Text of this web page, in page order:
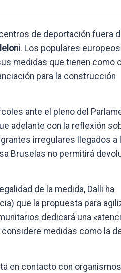
de deportación fuera
. Los populares
medidas que tienen como
para la construcción
ante el pleno del
adelante con la reflexión
irregulares llegados a
Bruselas no permitirá
de la medida, Dalli ha
que la propuesta para
dedicará una
medidas como la
en contacto con organismos